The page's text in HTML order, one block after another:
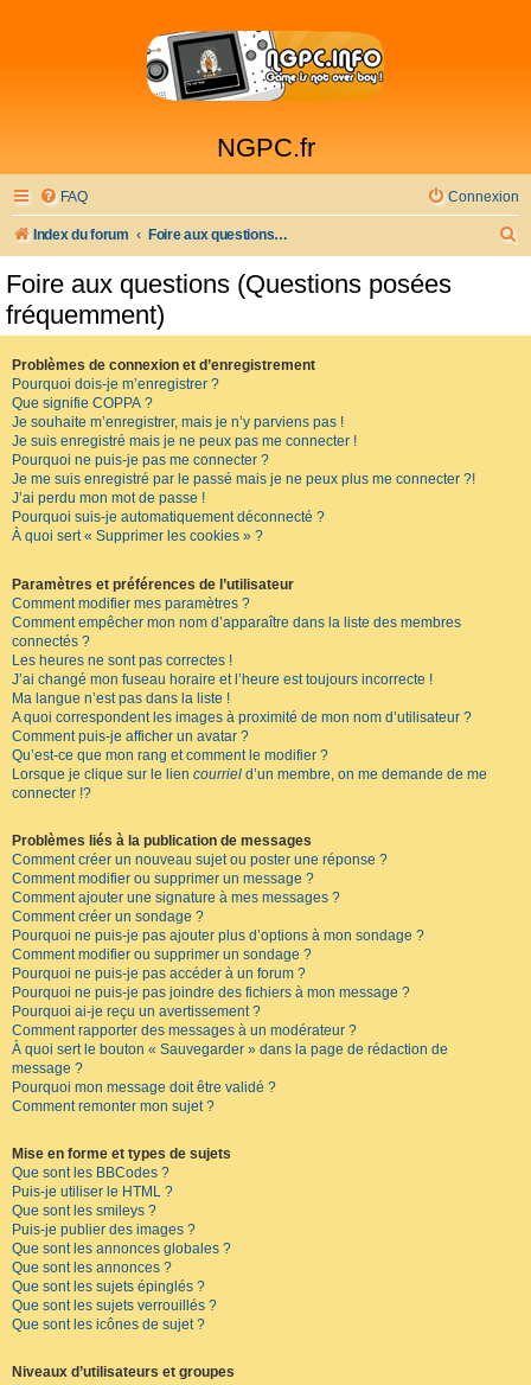
NGPC.fr
FAQ Connexion
Index du forum Foire aux questions (Questions posées fréquemment)
Foire aux questions (Questions posées
fréquemment)
Problèmes de connexion et d’enregistrement
Pourquoi dois-je m’enregistrer ?
Que signifie COPPA ?
Je souhaite m’enregistrer, mais je n’y parviens pas !
Je suis enregistré mais je ne peux pas me connecter !
Pourquoi ne puis-je pas me connecter ?
Je me suis enregistré par le passé mais je ne peux plus me connecter ?!
J’ai perdu mon mot de passe !
Pourquoi suis-je automatiquement déconnecté ?
À quoi sert « Supprimer les cookies » ?
Paramètres et préférences de l’utilisateur
Comment modifier mes paramètres ?
Comment empêcher mon nom d’apparaître dans la liste des membres
connectés ?
Les heures ne sont pas correctes !
J’ai changé mon fuseau horaire et l’heure est toujours incorrecte !
Ma langue n’est pas dans la liste !
A quoi correspondent les images à proximité de mon nom d’utilisateur ?
Comment puis-je afficher un avatar ?
Qu’est-ce que mon rang et comment le modifier ?
Lorsque je clique sur le lien courriel d’un membre, on me demande de me
connecter !?
Problèmes liés à la publication de messages
Comment créer un nouveau sujet ou poster une réponse ?
Comment modifier ou supprimer un message ?
Comment ajouter une signature à mes messages ?
Comment créer un sondage ?
Pourquoi ne puis-je pas ajouter plus d’options à mon sondage ?
Comment modifier ou supprimer un sondage ?
Pourquoi ne puis-je pas accéder à un forum ?
Pourquoi ne puis-je pas joindre des fichiers à mon message ?
Pourquoi ai-je reçu un avertissement ?
Comment rapporter des messages à un modérateur ?
À quoi sert le bouton « Sauvegarder » dans la page de rédaction de
message ?
Pourquoi mon message doit être validé ?
Comment remonter mon sujet ?
Mise en forme et types de sujets
Que sont les BBCodes ?
Puis-je utiliser le HTML ?
Que sont les smileys ?
Puis-je publier des images ?
Que sont les annonces globales ?
Que sont les annonces ?
Que sont les sujets épinglés ?
Que sont les sujets verrouillés ?
Que sont les icônes de sujet ?
Niveaux d’utilisateurs et groupes